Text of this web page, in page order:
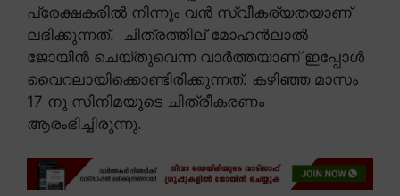
പ്രേക്ഷകരിൽ നിന്നും വൻ സ്വീകര്യതയാണ്
ലഭിക്കുന്നത്. ചിത്രത്തില് മോഹൻലാൽ
ജോയിൻ ചെയ്തുവെന്ന വാർത്തയാണ് ഇപ്പോൾ
വൈറലായിക്കൊണ്ടിരിക്കുന്നത്. കഴിഞ്ഞ മാസം
17 നു സിനിമയുടെ ചിത്രീകരണം
ആരംഭിച്ചിരുന്നു.